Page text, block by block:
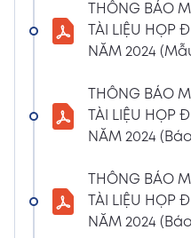
CHỨNG NHẬN
NHÁNH MÃ SỐ
04/01/2024
CBTT VỀ QUYẾT
04/01/2024
CBTT VỀ QUYẾT
HỖ TRỢ
18/12/2023
4:48 PM
THÔNG BÁO
TÀI LIỆU HỌP
NĂM 2024
THÔNG BÁO
TÀI LIỆU HỌP
NĂM 2024
THÔNG BÁO
TÀI LIỆU HỌP
NĂM 2024